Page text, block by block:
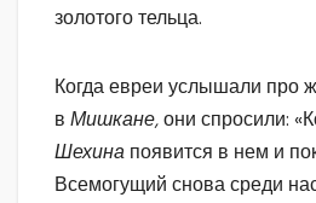
золотого тельца.
Когда евреи услышали про
в Мишкане,они спросили:
Шехина появится в нем и
Всемогущий снова среди